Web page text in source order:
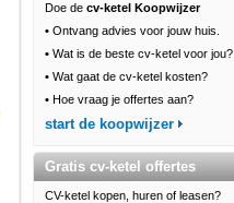
Doe de cv-ketel Koopwijzer
• Ontvang advies voor jouw huis.
• Wat is de beste cv-ketel voor jou?
• Wat gaat de cv-ketel kosten?
• Hoe vraag je offertes aan?
start de koopwijzer
Gratis cv-ketel offertes
CV-ketel kopen, huren of leasen?